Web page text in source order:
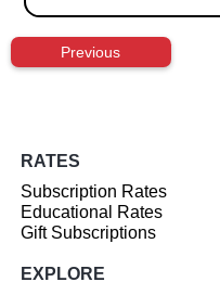
Previous
RATES
Subscription Rates
Educational Rates
Gift Subscriptions
EXPLORE